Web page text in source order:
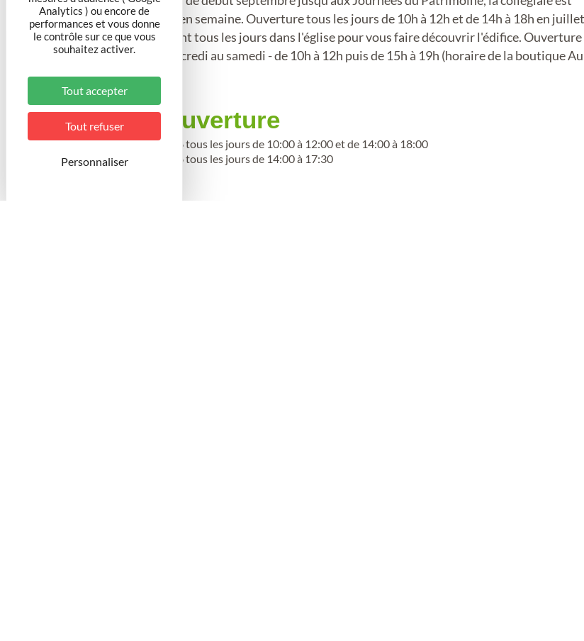
ouverte de 14h à 17h30 en semaine. Ouverture tous les jours de 10h à 12h et de 14h à 18h en
août. Un guide est présent tous les jours dans l'église pour vous faire découvrir l'édifice. Ouverture
septembre à juin du mercredi au samedi - de 10h à 12h puis de 15h à 19h (horaire de la boutique Au
Petit Copeau)
Période d'ouverture
Du 1 juillet au 31 août 2026 tous les jours de 10:00 à 12:00 et de 14:00 à 18:00
Du 1 au 20 septembre 2026 tous les jours de 14:00 à 17:30
Analytics ) ou encore de
performances et vous donne
le contrôle sur ce que vous
souhaitez activer.
Tout accepter
Tout refuser
Personnaliser